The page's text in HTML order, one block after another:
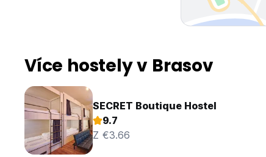
Více hostely v Brasov
SECRET Boutique Hostel
9.7
Z €3.66